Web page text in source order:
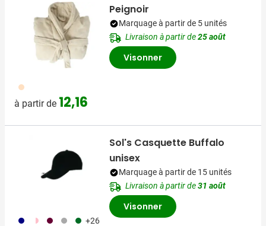
357
à partir de 12,16
Peignoir
Marquage à partir de 5 unités
Livraison à partir de25 août
Visonner
492 294 010 099 134 +26
Sol's Casquette Buffalo
unisex
Marquage à partir de 15 unités
Livraison à partir de31 août
Visonner